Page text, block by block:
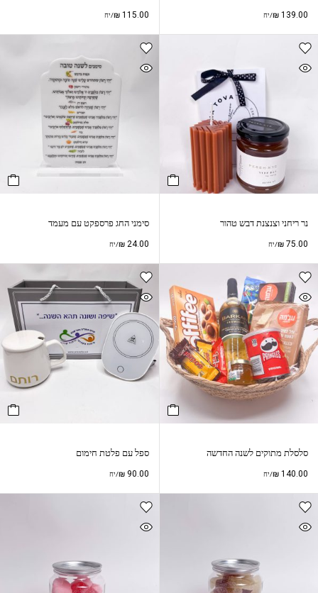
₪ 139.00 /יח ₪115.00 /יח
נר ריחני וצנצנת דבש טהור
₪ 75.00 /יח
סימני החג פרספקט עם מעמד
₪24.00 /יח
סלסלת מתוקים לשנה החדשה
₪ 140.00 /יח
ספל עם פלטת חימום
₪90.00 /יח